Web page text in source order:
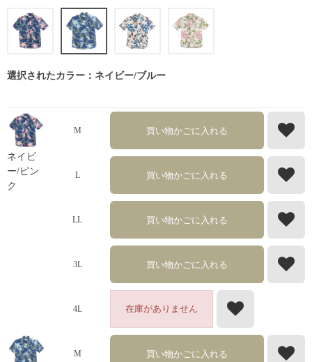
選択されたカラー：ネイビー/ブルー
ネイビ
ー/ピン
ク
M 買い物かごに入れる
L 買い物かごに入れる
LL 買い物かごに入れる
3L 買い物かごに入れる
4L 在庫がありません
M 買い物かごに入れる